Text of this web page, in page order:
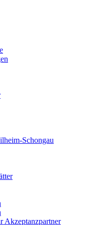
Schongau
Akzeptanzpartner